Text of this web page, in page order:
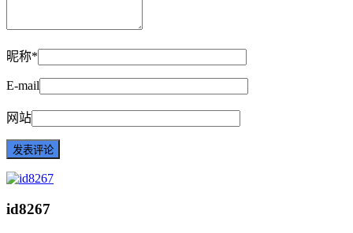
昵称*
E-mail
网站
id8267